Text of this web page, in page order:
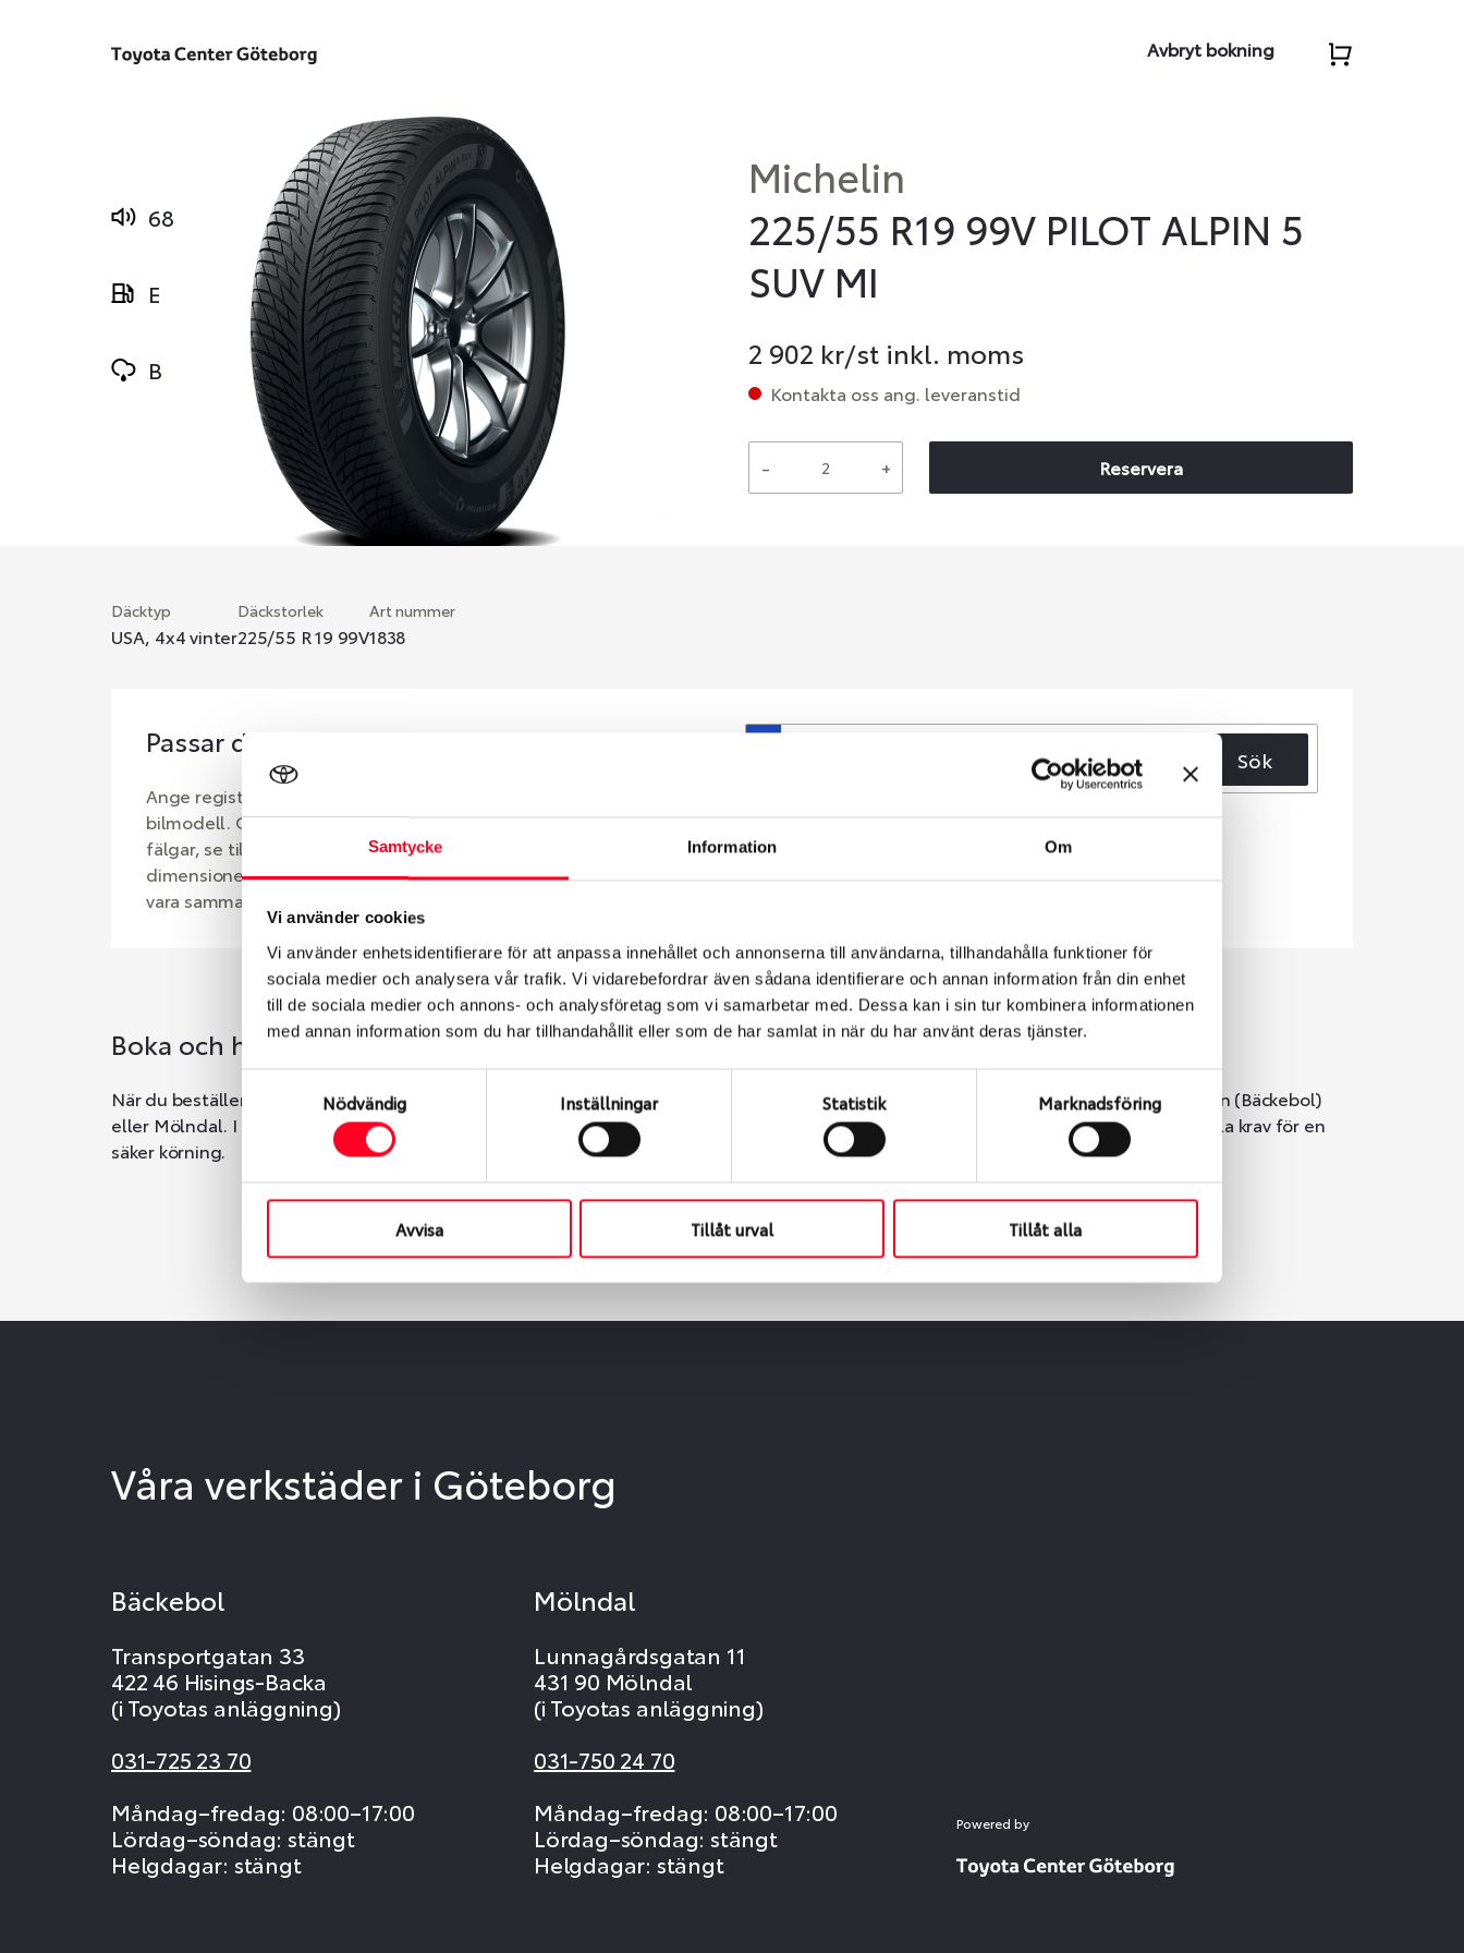
Samtycke Information Om
Vi använder cookies
Vi använder enhetsidentifierare för att anpassa innehållet och annonserna till användarna, tillhandahålla funktioner för
sociala medier och analysera vår trafik. Vi vidarebefordrar även sådana identifierare och annan information från din enhet
till de sociala medier och annons- och analysföretag som vi samarbetar med. Dessa kan i sin tur kombinera informationen
med annan information som du har tillhandahållit eller som de har samlat in när du har använt deras tjänster.
Nödvändig Inställningar Statistik Marknadsföring
Avvisa Tillåt urval Tillåt alla
Avbryt bokning
68
E
B
Michelin
225/55 R19 99V PILOT ALPIN 5
SUV MI
2 902 kr/st inkl. moms
Kontakta oss ang. leveranstid
- + Reservera
Däcktyp
USA, 4x4 vinter
Däckstorlek
225/55 R 19 99V
Art nummer
1838
Passar detta däck min bil?
Ange registreringsnummer för att se om det däck du valt passar din
bilmodell. Om du köper däck som skall sättas på dina befintliga
fälgar, se till att kolla en extra gång så att däck och fälg har samma
dimensioner. Ibland kan fälgen ha bytts ut under årens lopp och inte
vara samma dimension som bilen hade ut från fabrik.
Sök
Boka och hämta hos Däckspecialen
När du beställer dina nya däck eller fälgar hos oss levereras de direkt till någon av våra däckverkstäder i Göteborg. Välj mellan Hisingen (Bäckebol)
eller Mölndal. I beställningen anger du datum och tid för upphämtning eller service. När vi byter dina däck ser vi till att de uppfyller alla krav för en
säker körning.
Våra verkstäder i Göteborg
Bäckebol
Transportgatan 33
422 46 Hisings-Backa
(i Toyotas anläggning)
031-725 23 70
Måndag–fredag: 08:00–17:00
Lördag–söndag: stängt
Helgdagar: stängt
Mölndal
Lunnagårdsgatan 11
431 90 Mölndal
(i Toyotas anläggning)
031-750 24 70
Måndag–fredag: 08:00–17:00
Lördag–söndag: stängt
Helgdagar: stängt
Powered by